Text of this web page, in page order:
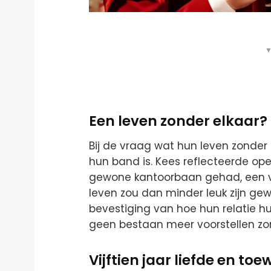
Een leven zonder
Bij de vraag wat hun leven
hun band is. Kees reflecteerde
gewone kantoorbaan gehad, een
leven zou dan minder leuk zijn
bevestiging van hoe hun relatie
geen bestaan meer voorstellen
Vijftien jaar liefde en